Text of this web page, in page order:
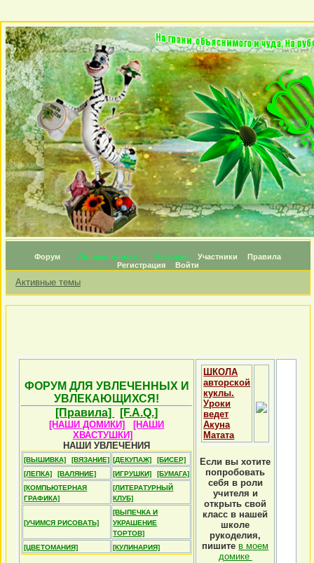
Форум Личные топики Награды Участники
Правила
Регистрация
Войти
Активные темы
ФОРУМ ДЛЯ УВЛЕЧЕННЫХ И
УВЛЕКАЮЩИХСЯ!
[Правила]
[F.A.Q.]
[НАШИ ДОМИКИ]
[НАШИ
ХВАСТУШКИ]
НАШИ УВЛЕЧЕНИЯ
[ВЫШИВКА] [ВЯЗАНИЕ] [ДЕКУПАЖ]
[БИСЕР]
[ЛЕПКА]
[ВАЛЯНИЕ] [ИГРУШКИ]
[БУМАГА]
[КОМПЬЮТЕРНАЯ
ГРАФИКА]
[ЛИТЕРАТУРНЫЙ
КЛУБ]
[УЧИМСЯ РИСОВАТЬ]
[ВЫПЕЧКА И
УКРАШЕНИЕ
ТОРТОВ]
[ЦВЕТОМАНИЯ]
[КУЛИНАРИЯ]
ШКОЛА
авторской
куклы.
Уроки
ведет
Акуна
Матата
Если вы хотите
попробовать
себя в роли
учителя и
открыть свой
класс в нашей
школе
рукоделия,
пишите в моем
домике